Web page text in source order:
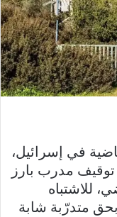
في إسرائيل،
توقيف مدرب بارز
للاشتباه
متدرّبة شابة